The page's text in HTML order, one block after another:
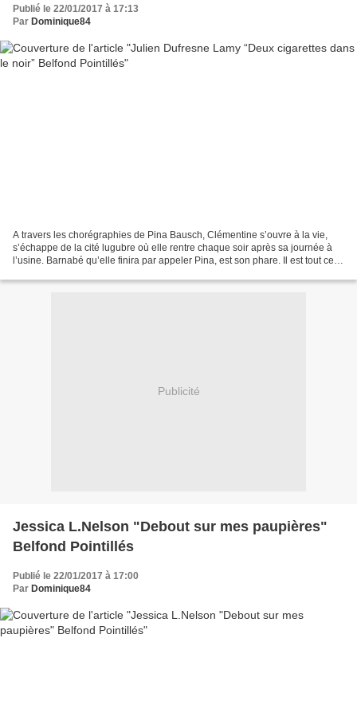
Publié le 22/01/2017 à 17:13
Par Dominique84
A travers les chorégraphies de Pina Bausch, Clémentine s’ouvre à la vie,
s’échappe de la cité lugubre où elle rentre chaque soir après sa journée à
l’usine. Barnabé qu’elle finira par appeler Pina, est son phare. Il est tout ce
Publicité
Jessica L.Nelson "Debout sur mes paupières"
Belfond Pointillés
Publié le 22/01/2017 à 17:00
Par Dominique84